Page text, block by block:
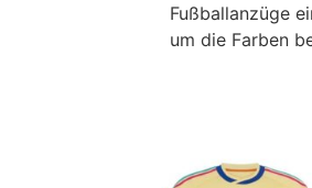
Fußballanzüge
um die Farben